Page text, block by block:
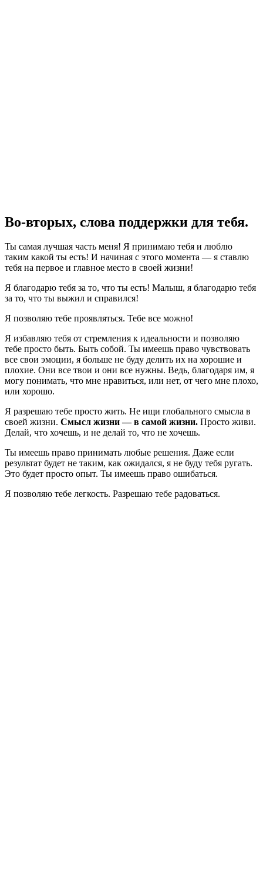
Во-вторых, слова поддержки для тебя.
Ты самая лучшая часть меня! Я принимаю тебя и люблю
таким какой ты есть! И начиная с этого момента — я ставлю
тебя на первое и главное место в своей жизни!
Я благодарю тебя за то, что ты есть! Малыш, я благодарю тебя
за то, что ты выжил и справился!
Я позволяю тебе проявляться. Тебе все можно!
Я избавляю тебя от стремления к идеальности и позволяю
тебе просто быть. Быть собой. Ты имеешь право чувствовать
все свои эмоции, я больше не буду делить их на хорошие и
плохие. Они все твои и они все нужны. Ведь, благодаря им, я
могу понимать, что мне нравиться, или нет, от чего мне плохо,
или хорошо.
Я разрешаю тебе просто жить. Не ищи глобального смысла в
своей жизни. Смысл жизни — в самой жизни. Просто живи.
Делай, что хочешь, и не делай то, что не хочешь.
Ты имеешь право принимать любые решения. Даже если
результат будет не таким, как ожидался, я не буду тебя ругать.
Это будет просто опыт. Ты имеешь право ошибаться.
Я позволяю тебе легкость. Разрешаю тебе радоваться.